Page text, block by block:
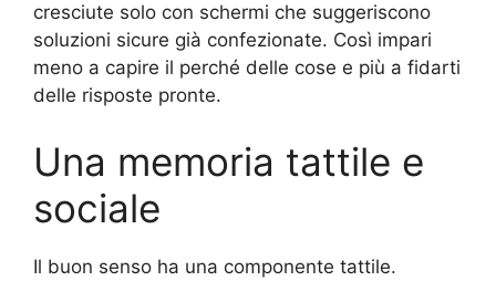
cresciute solo con schermi che suggeriscono
soluzioni sicure già confezionate. Così impari
meno a capire il perché delle cose e più a fidarti
delle risposte pronte.
Una memoria tattile e
sociale
Il buon senso ha una componente tattile.